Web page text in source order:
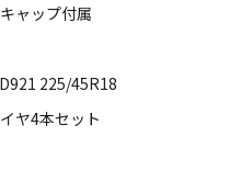
ャップ付属
225/45R18
ヤ4本セット